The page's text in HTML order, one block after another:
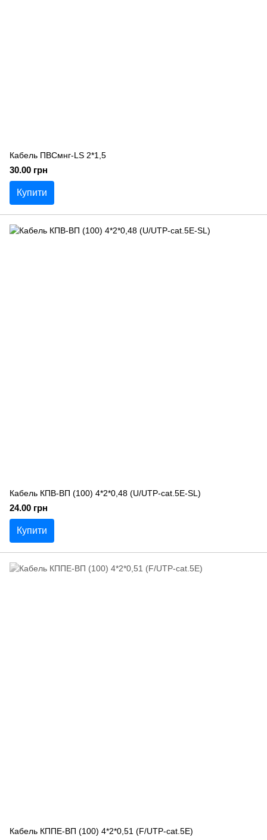
Кабель ПВСмнг-LS 2*1,5
30.00 грн
Купити
Кабель КПВ-ВП (100) 4*2*0,48 (U/UTP-cat.5Е-SL)
24.00 грн
Купити
Кабель КППЕ-ВП (100) 4*2*0,51 (F/UTP-cat.5E)